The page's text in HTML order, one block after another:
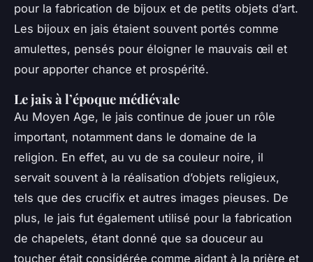
pour la fabrication de bijoux et de petits objets d’art.
Les bijoux en jais étaient souvent portés comme
amulettes, pensés pour éloigner le mauvais œil et
pour apporter chance et prospérité.
Le jais à l’époque médiévale
Au Moyen Age, le jais continue de jouer un rôle
important, notamment dans le domaine de la
religion. En effet, au vu de sa couleur noire, il
servait souvent à la réalisation d’objets religieux,
tels que des crucifix et autres images pieuses. De
plus, le jais fut également utilisé pour la fabrication
de chapelets, étant donné que sa douceur au
toucher était considérée comme aidant à la prière et